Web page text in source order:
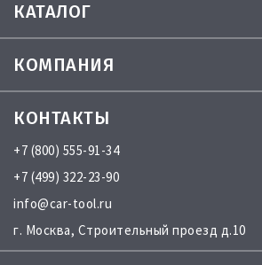
КАТАЛОГ
КОМПАНИЯ
КОНТАКТЫ
+7 (800) 555-91-34
+7 (499) 322-23-90
info@car-tool.ru
г. Москва, Строительный проезд д.10